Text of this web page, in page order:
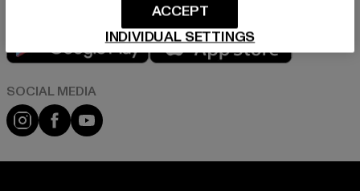
Play market
Instagram
FacebookYouTube
INDIVIDUAL SETTINGS
ACCEPT